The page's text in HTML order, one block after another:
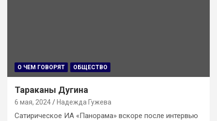
О ЧЕМ ГОВОРЯТ ОБЩЕСТВО
Тараканы Дугина
6 мая, 2024 Надежда Гужева
Сатирическое ИА «Панорама» вскоре после интервью